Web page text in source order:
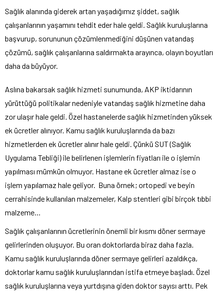
Sağlık alanında giderek artan yaşadığımız şiddet, sağlık
çalışanlarının yaşamını tehdit eder hale geldi. Sağlık kuruluşlarına
başvurup, sorununun çözümlenmediğini düşünen vatandaş
çözümü, sağlık çalışanlarına saldırmakta arayınca, olayın boyutları
daha da büyüyor.
Aslına bakarsak sağlık hizmeti sunumunda, AKP iktidarının
yürüttüğü politikalar nedeniyle vatandaş sağlık hizmetine daha
zor ulaşır hale geldi. Özel hastanelerde sağlık hizmetinden yüksek
ek ücretler alınıyor. Kamu sağlık kuruluşlarında da bazı
hizmetlerden ek ücretler alınır hale geldi. Çünkü SUT (Sağlık
Uygulama Tebliği) ile belirlenen işlemlerin fiyatları ile o işlemin
yapılması mümkün olmuyor. Hastane ek ücretler almaz ise o
işlem yapılamaz hale geliyor. Buna örnek; ortopedi ve beyin
cerrahisinde kullanılan malzemeler, Kalp stentleri gibi birçok tıbbi
malzeme…
Sağlık çalışanlarının ücretlerinin önemli bir kısmı döner sermaye
gelirlerinden oluşuyor. Bu oran doktorlarda biraz daha fazla.
Kamu sağlık kuruluşlarında döner sermaye gelirleri azaldıkça,
doktorlar kamu sağlık kuruluşlarından istifa etmeye başladı. Özel
sağlık kuruluşlarına veya yurtdışına giden doktor sayısı arttı. Pek